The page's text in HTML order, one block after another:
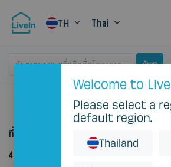
TH Thai
ค้นหาตามสถานที่หรือชื่อโครงการ ค้นหา
ที่พักให้เช่าใน Thailand
47
Welcome to
Please select a
default region.
Thailand